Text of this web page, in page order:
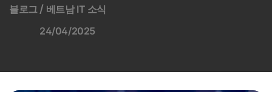
블로그 / 베트남 IT 소식
24/04/2025